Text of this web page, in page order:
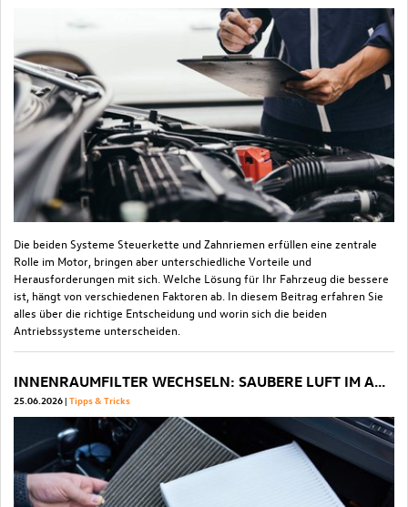
Die beiden Systeme Steuerkette und Zahnriemen erfüllen eine zentrale
Rolle im Motor, bringen aber unterschiedliche Vorteile und
Herausforderungen mit sich. Welche Lösung für Ihr Fahrzeug die bessere
ist, hängt von verschiedenen Faktoren ab. In diesem Beitrag erfahren Sie
alles über die richtige Entscheidung und worin sich die beiden
Antriebssysteme unterscheiden.
INNENRAUMFILTER WECHSELN: SAUBERE LUFT IM AUTO GARANTIERT
25.06.2026 Tipps & Tricks